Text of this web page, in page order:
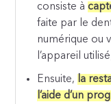
consiste à
faite par le
numérique ou
l’appareil
Ensuite,
la
l’aide d’un